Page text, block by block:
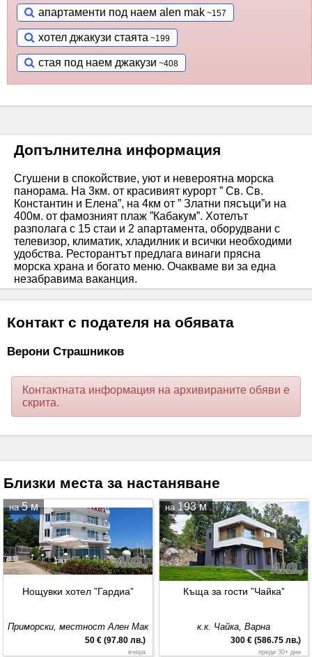
апартаменти под наем alen mak
хотел джакузи стаята
стая под наем джакузи
Допълнителна информация
Сгушени в спокойствие, уют и невероятна морска
панорама. На 3км. от красивият курорт ” Св. Св.
Константин и Елена”, на 4км от ” Златни пясъци”и на
400м. от фамозният плаж ”Кабакум”. Хотелът
разполага с 15 стаи и 2 апартамента, оборудвани с
телевизор, климатик, хладилник и всички необходими
удобства. Ресторантът предлага винаги прясна
морска храна и богато меню. Очакваме ви за една
незабравима ваканция.
Контакт с подателя на обявата
Верони Страшников
Контактната информация на архивираните обяви е
скрита.
Близки места за настаняване
50 € (97.80 лв.)
вчера
на5 м
Нощувки хотел ”Гардиа”
Приморски, местност Ален Мак
300 € (586.75 лв.)
преди 30+ дни
на193 м
Къща за гости ”Чайка”
к.к. Чайка, Варна